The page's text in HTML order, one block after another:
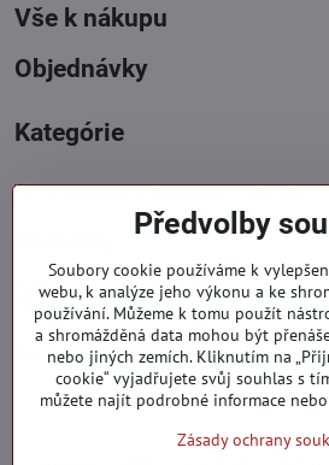
Vše k nákupu
Objednávky
Kategórie
+421 919 060 751
Pondělí - Pátek : 09:00 - 15:00 hod.
info​@everlady​.eu
Non stop ( 24/7 )
Předvolby
Soubory cookie používáme k
webu, k analýze jeho výkonu a ke
používání. Můžeme k tomu použít
a shromážděná data mohou být
nebo jiných zemích. Kliknutím na
cookie“ vyjadřujete svůj souhlas s
můžete najít podrobné informace
Zásady ochrany